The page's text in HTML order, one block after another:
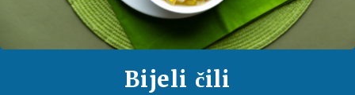
Bijeli čili